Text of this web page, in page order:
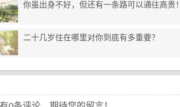
你虽出身不好，但还有一条路可以通往高贵！
二十几岁住在哪里对你到底有多重要？